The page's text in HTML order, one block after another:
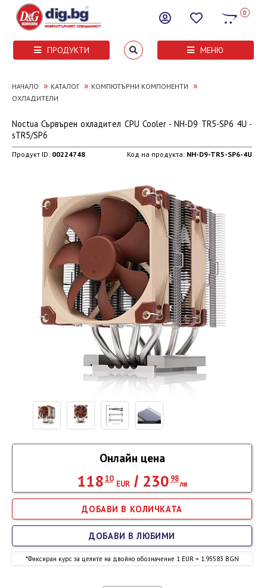
0
ПРОДУКТИ МЕНЮ
НАЧАЛО » КАТАЛОГ » КОМПЮТЪРНИ КОМПОНЕНТИ »
ОХЛАДИТЕЛИ
Noctua Сървърен охладител CPU Cooler - NH-D9 TR5-SP6 4U -
sTR5/SP6
Продукт ID: 00224748 Код на продукта: NH-D9-TR5-SP6-4U
Онлайн цена
11810
EUR/ 230 98
лв
*Фиксиран курс за целите на двойно обозначение 1 EUR = 1.95583 BGN
ДОБАВИ В ЛЮБИМИ